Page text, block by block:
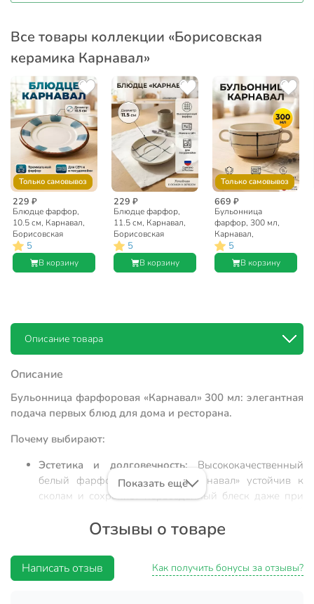
Все товары коллекции «Борисовская
керамика Карнавал»
Только самовывоз
229 ₽
Блюдце фарфор,
10.5 см, Карнавал,
Борисовская
керамика,
ФРФ88806116
5
В корзину
229 ₽
Блюдце фарфор,
11.5 см, Карнавал,
Борисовская
керамика,
ФРФ88813616
5
В корзину
Только самовывоз
669 ₽
Бульонница
фарфор, 300 мл,
Карнавал,
Борисовская
керамика,
ФРФ88801316
5
В корзину
Описание товара
Описание
Бульонница фарфоровая «Карнавал» 300 мл: элегантная
подача первых блюд для дома и ресторана.
Почему выбирают:
Эстетика и долговечность: Высококачественный
белый фарфор коллекции «Карнавал» устойчив к
сколам и сохраняет первозданный блеск даже при
золотым стандартом для порционной подачи супов-
пюре, крем-супов и бульонов, обеспечивая
Показать ещё
Отзывы о товаре
Написать отзыв Как получить бонусы за отзывы?